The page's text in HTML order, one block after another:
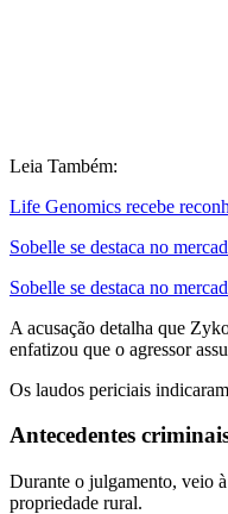
Leia Também:
Life Genomics recebe
Sobelle se destaca no
Sobelle se destaca no
A acusação detalha que
enfatizou que o agressor
Os laudos periciais
Antecedentes
Durante o julgamento, veio
propriedade rural.